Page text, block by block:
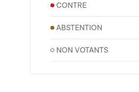
CONTRE
ABSTENTION
NON VOTANTS